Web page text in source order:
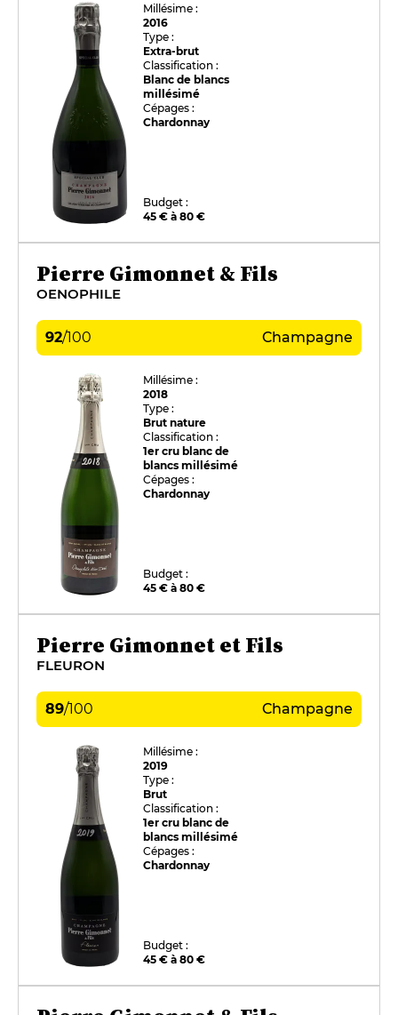
Millésime :
2016
Type :
Extra-brut
Classification :
Blanc de blancs
millésimé
Cépages :
Chardonnay
Budget :
45 € à 80 €
Pierre Gimonnet & Fils
OENOPHILE
92/100 Champagne
Millésime :
2018
Type :
Brut nature
Classification :
1er cru blanc de
blancs millésimé
Cépages :
Chardonnay
Budget :
45 € à 80 €
Pierre Gimonnet et Fils
FLEURON
89/100 Champagne
Millésime :
2019
Type :
Brut
Classification :
1er cru blanc de
blancs millésimé
Cépages :
Chardonnay
Budget :
45 € à 80 €